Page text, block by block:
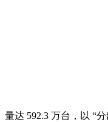
量达 592.3 万台，以 “